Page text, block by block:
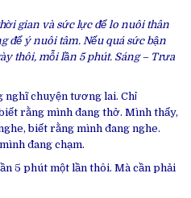
gian và sức lực để lo nuôi thân
để ý nuôi tâm. Nếu quá sức bận
thôi, mỗi lần 5 phút. Sáng – Trưa
nghĩ chuyện tương lai. Chỉ
rằng mình đang thở. Mình thấy,
biết rằng mình đang nghe.
đang chạm.
5 phút một lần thôi. Mà cần phải